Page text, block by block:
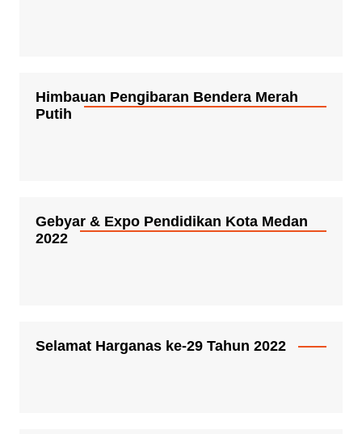
Himbauan Pengibaran Bendera Merah
Putih
Gebyar & Expo Pendidikan Kota Medan
2022
Selamat Harganas ke-29 Tahun 2022